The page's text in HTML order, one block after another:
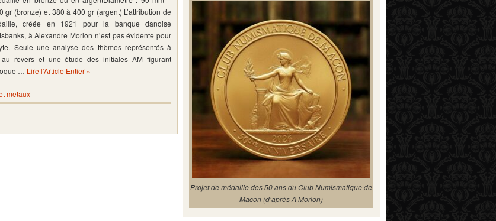
gr (bronze) et 380 à 400 gr (argent) L’attribution de
créée en 1921 pour la banque danoise
à Alexandre Morlon n’est pas évidente pour
Seule une analyse des thèmes représentés à
au revers et une étude des initiales AM figurant
… Lire l'Article Entier »
metaux
Projet de médaille des 50 ans du Club Numismatique de
Macon (d’après A Morlon)